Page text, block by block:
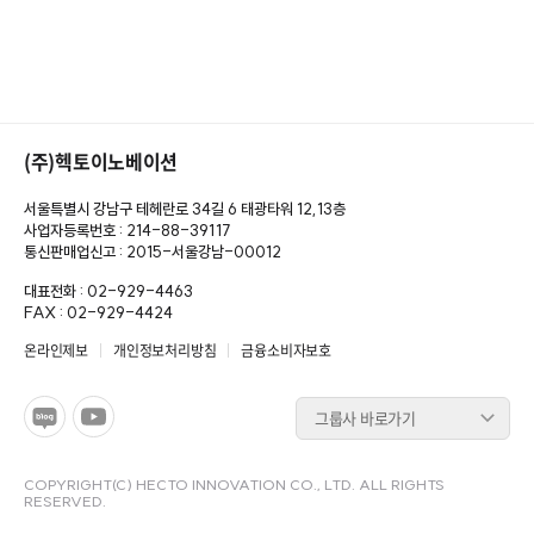
(주)헥토이노베이션
서울특별시 강남구 테헤란로 34길 6 태광타워 12,13층
사업자등록번호 : 214-88-39117
통신판매업신고 : 2015-서울강남-00012
대표전화 : 02-929-4463
FAX : 02-929-4424
온라인제보 개인정보처리방침 금융소비자보호
그룹사 바로가기
COPYRIGHT(C) HECTO INNOVATION CO., LTD. ALL RIGHTS
RESERVED.